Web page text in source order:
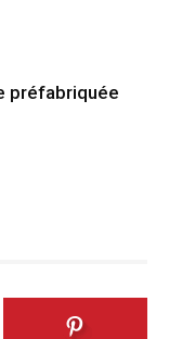
préfabriquée